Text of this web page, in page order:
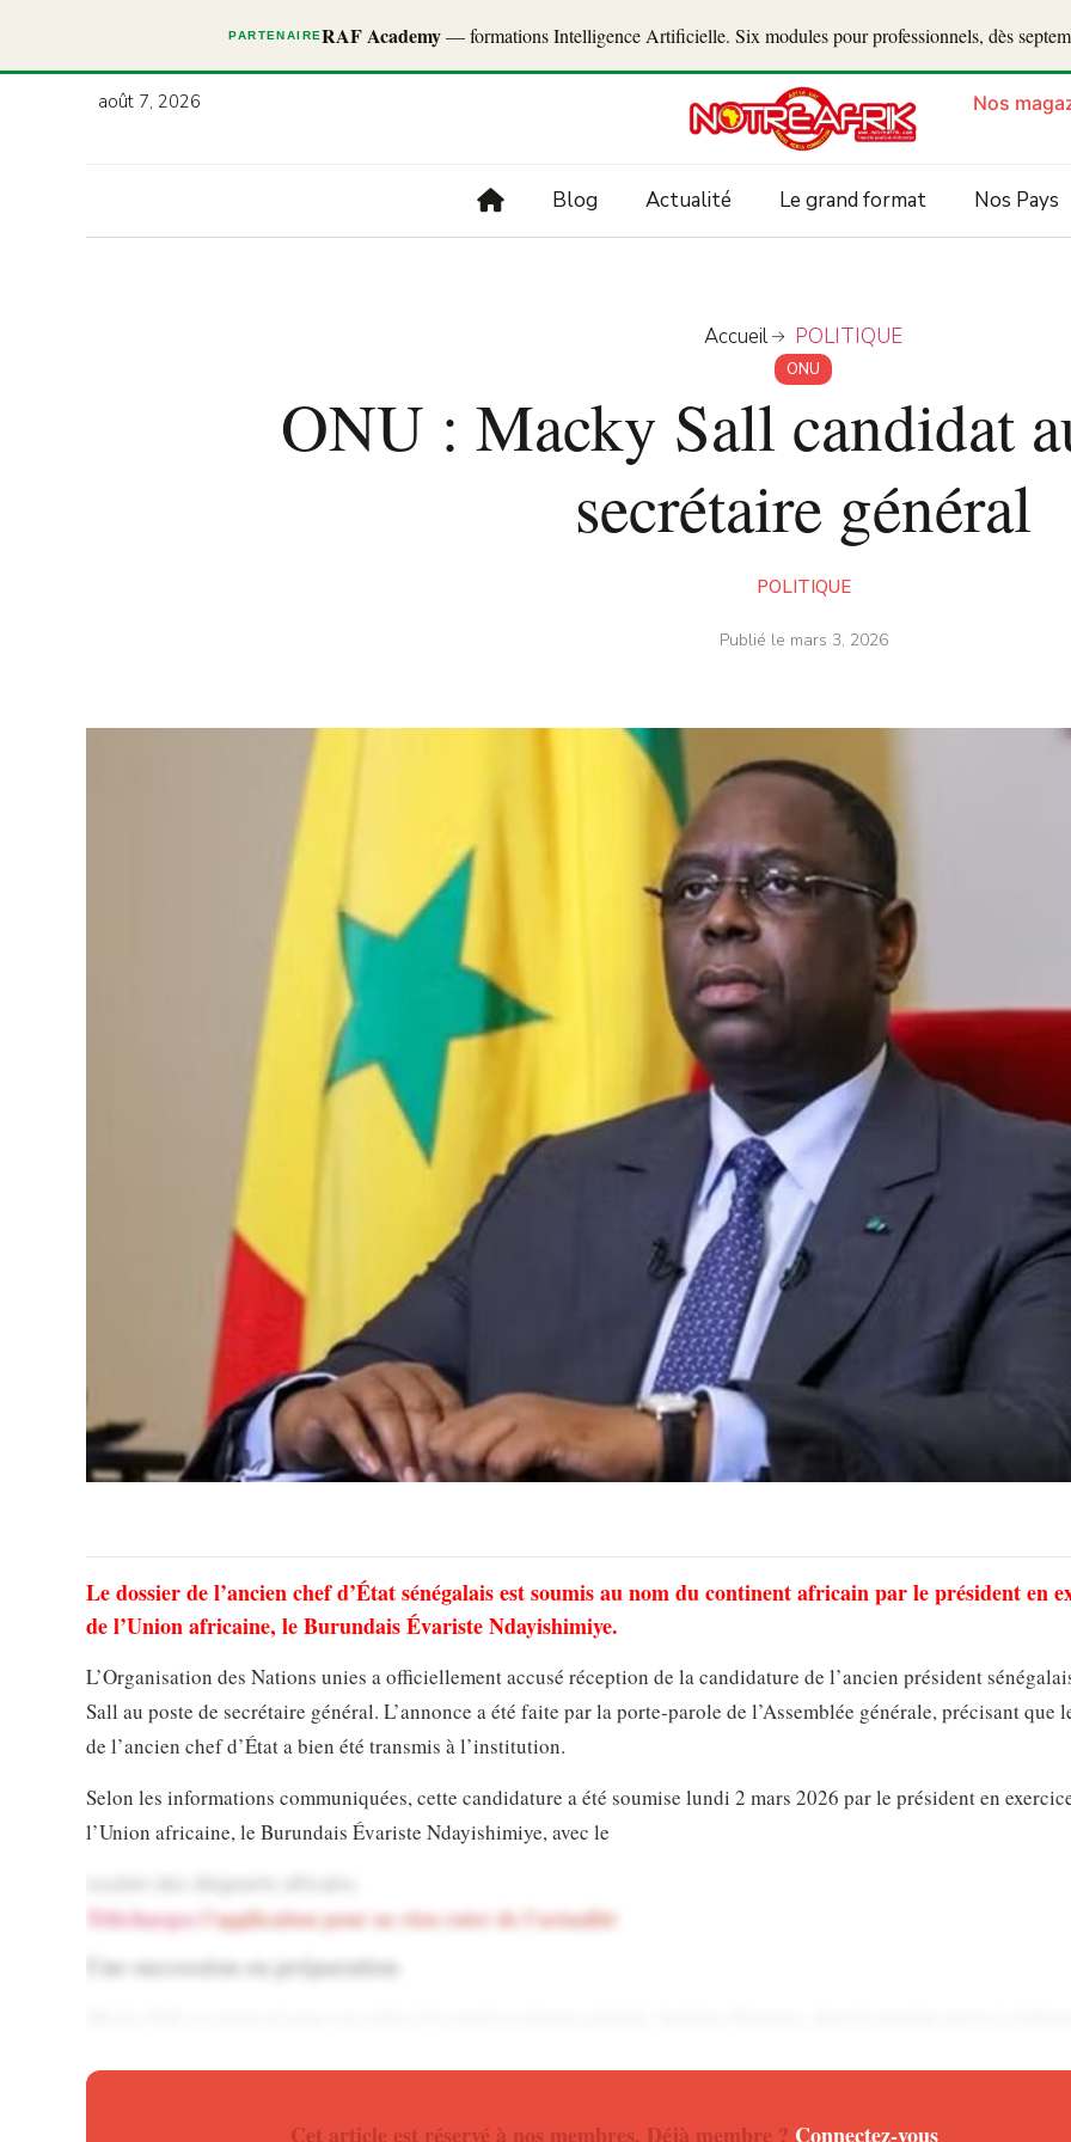
PARTENAIRERAF Academy— formations Intelligence Artificielle. Six modules pour professionnels, dès
août 7, 2026 Nos
Blog Actualité Le grand format Nos Pays
Accueil POLITIQUE
ONU
ONU : Macky Sall candidat
secrétaire général
POLITIQUE
Publié le mars 3, 2026
Le dossier de l’ancien chef d’État sénégalais est soumis au nom du continent africain par le président en
de l’Union africaine, le Burundais Évariste Ndayishimiye.
L’Organisation des Nations unies a officiellement accusé réception de la candidature de l’ancien président
Sall au poste de secrétaire général. L’annonce a été faite par la porte-parole de l’Assemblée générale, précisant que
de l’ancien chef d’État a bien été transmis à l’institution.
Selon les informations communiquées, cette candidature a été soumise lundi 2 mars 2026 par le président en
l’Union africaine, le Burundais Évariste Ndayishimiye, avec le
Téléchargezl’application pour ne rien rater de l’actualité
Une succession en préparation
Cet article est réservé à nos membres. Déjà membre ? Connectez-vous